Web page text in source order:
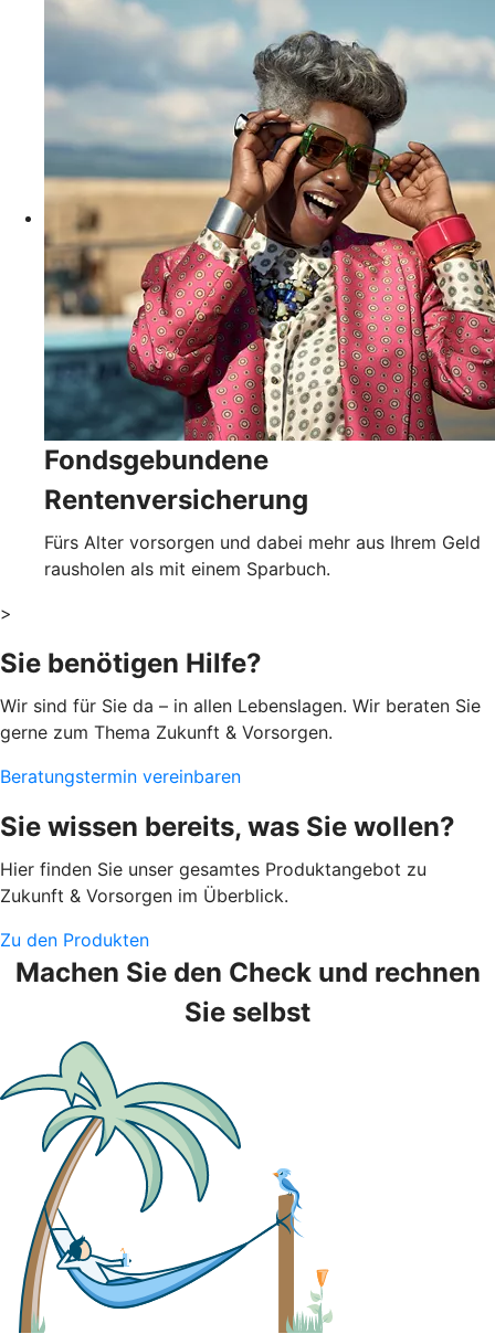
Fondsgebundene
Rentenversicherung
Fürs Alter vorsorgen und dabei mehr aus Ihrem Geld
rausholen als mit einem Sparbuch.
>
Sie benötigen Hilfe?
Wir sind für Sie da – in allen Lebenslagen. Wir beraten Sie
gerne zum Thema Zukunft & Vorsorgen.
Beratungstermin vereinbaren
Sie wissen bereits, was Sie wollen?
Hier finden Sie unser gesamtes Produktangebot zu
Zukunft & Vorsorgen im Überblick.
Zu den Produkten
Machen Sie den Check und rechnen
Sie selbst